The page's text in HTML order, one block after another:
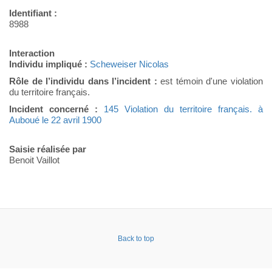
Identifiant :
8988
Interaction
Individu impliqué : Scheweiser Nicolas
Rôle de l’individu dans l’incident : est témoin d'une violation
du territoire français.
Incident concerné :
145 Violation du territoire français. à
Auboué le 22 avril 1900
Saisie réalisée par
Benoit Vaillot
Back to top